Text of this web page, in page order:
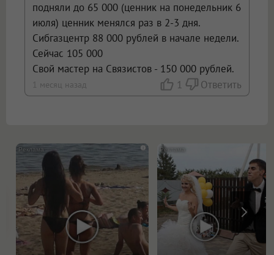
подняли до 65 000 (ценник на понедельник 6
июля) ценник менялся раз в 2-3 дня.
Сибгазцентр 88 000 рублей в начале недели.
Сейчас 105 000
Свой мастер на Связистов - 150 000 рублей.
1 месяц назад 1 Ответить
i